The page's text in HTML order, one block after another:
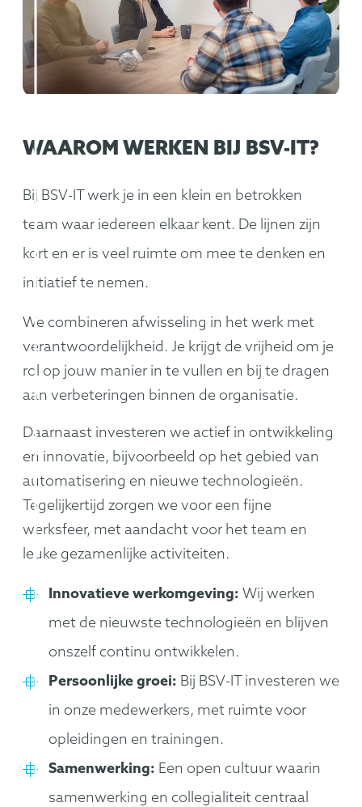
WAAROM WERKEN BIJ BSV-IT?
Bij BSV-IT werk je in een klein en betrokken
team waar iedereen elkaar kent. De lijnen zijn
kort en er is veel ruimte om mee te denken en
initiatief te nemen.
We combineren afwisseling in het werk met
verantwoordelijkheid. Je krijgt de vrijheid om je
rol op jouw manier in te vullen en bij te dragen
aan verbeteringen binnen de organisatie.
Daarnaast investeren we actief in ontwikkeling
en innovatie, bijvoorbeeld op het gebied van
automatisering en nieuwe technologieën.
Tegelijkertijd zorgen we voor een fijne
werksfeer, met aandacht voor het team en
leuke gezamenlijke activiteiten.
Innovatieve werkomgeving: Wij werken
met de nieuwste technologieën en blijven
onszelf continu ontwikkelen.
Persoonlijke groei: Bij BSV-IT investeren we
in onze medewerkers, met ruimte voor
opleidingen en trainingen.
Samenwerking: Een open cultuur waarin
samenwerking en collegialiteit centraal